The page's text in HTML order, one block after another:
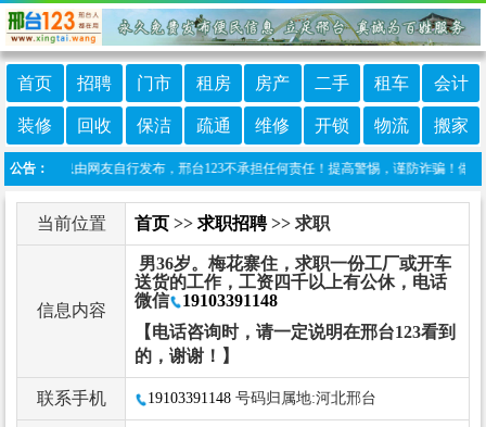
首页 招聘 门市 租房 房产 二手 租车 会计
装修 回收 保洁 疏通 维修 开锁 物流 搬家
公告：
栏目信息由网友自行发布，邢台123不承担任何责任！提高警惕，谨防诈骗！做推
当前位置 首页 >> 求职招聘>> 求职
信息内容
男36岁。梅花寨住，求职一份工厂或开车
送货的工作，工资四千以上有公休，电话
微信
19103391148
【电话咨询时，请一定说明在邢台123看到
的，谢谢！】
联系手机 19103391148 号码归属地:河北邢台